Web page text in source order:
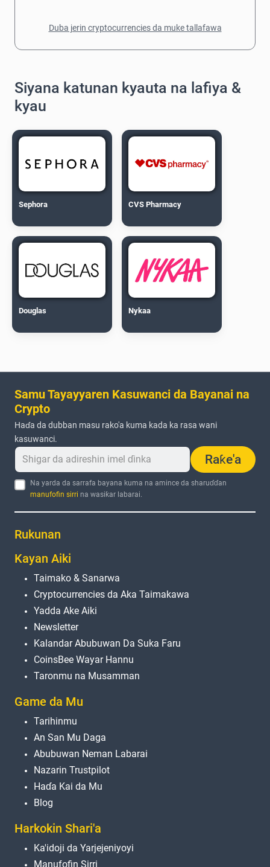
Duba jerin cryptocurrencies da muke tallafawa
Siyana katunan kyauta na lafiya &
kyau
Sephora CVS Pharmacy
Douglas Nykaa
Samu Tayayyaren Kasuwanci da Bayanai na
Crypto
Haɗa da dubban masu rako'a kuma kada ka rasa wani
kasuwanci.
Raƙe'a
Na yarda da sarrafa bayana kuma na amince da sharuɗɗan
manufofin sirri na wasiƙar labarai.
Rukunan
Kayan Aiki
Taimako & Sanarwa
Cryptocurrencies da Aka Taimakawa
Yadda Ake Aiki
Newsletter
Kalandar Abubuwan Da Suka Faru
CoinsBee Wayar Hannu
Taronmu na Musamman
Game da Mu
Tarihinmu
An San Mu Daga
Abubuwan Neman Labarai
Nazarin Trustpilot
Haɗa Kai da Mu
Blog
Harkokin Shari'a
Ka'idoji da Yarjejeniyoyi
Manufofin Sirri